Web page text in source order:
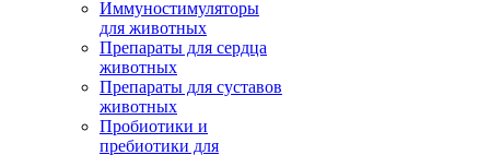
Иммуностимуляторы
для животных
Препараты для сердца
животных
Препараты для суставов
животных
Пробиотики и
пребиотики для